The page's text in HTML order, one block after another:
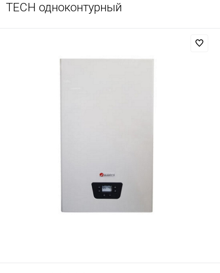
TECH одноконтурный